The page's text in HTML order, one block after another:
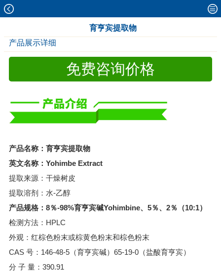
育亨宾提取物
产品展示详细
免费咨询价格
产品名称：育亨宾提取物
英文名称：Yohimbe Extract
提取来源：干燥树皮
提取溶剂：水-乙醇
产品规格：8％-98%育亨宾碱Yohimbine、5％、2％（10:1）
检测方法：HPLC
外观：红棕色粉末或棕黄色粉末和棕色粉末
CAS 号：146-48-5（育亨宾碱）65-19-0（盐酸育亨宾）
分 子 量：390.91